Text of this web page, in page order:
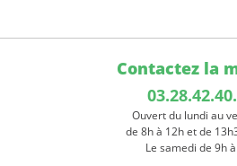
Contactez la
Ouvert du lundi au
de 8h à 12h et de
Le samedi de 9h